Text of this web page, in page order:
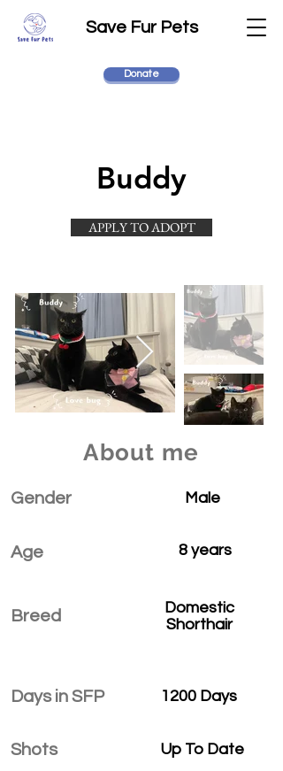
Save Fur Pets
Donate
Buddy
APPLY TO ADOPT
About me
Gender
Age
Breed
Days in SFP
Shots
Male
8 years
Domestic
Shorthair
1200 Days
Up To Date